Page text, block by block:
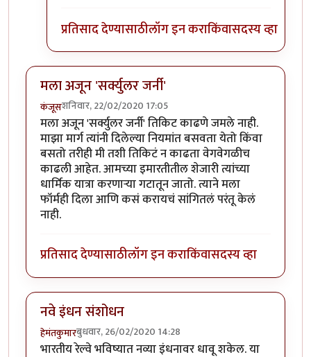
प्रतिसाद देण्यासाठीलॉग इन कराकिंवासदस्य व्हा
मला अजून 'सर्क्युलर जर्नी'
कंजूसशनिवार, 22/02/2020 17:05
मला अजून 'सर्क्युलर जर्नी' तिकिट काढणे जमले नाही.
माझा मार्ग त्यांनी दिलेल्या नियमांत बसवता येतो किंवा
बसतो तरीही मी तशी तिकिटं न काढता वेगवेगळीच
काढली आहेत. आमच्या इमारतीतील शेजारी त्यांच्या
धार्मिक यात्रा करणाऱ्या गटातून जातो. त्याने मला
फॉर्मही दिला आणि कसं करायचं सांगितलं परंतू केलं
नाही.
प्रतिसाद देण्यासाठीलॉग इन कराकिंवासदस्य व्हा
नवे इंधन संशोधन
हेमंतकुमारबुधवार, 26/02/2020 14:28
भारतीय रेल्वे भविष्यात नव्या इंधनावर धावू शकेल. या